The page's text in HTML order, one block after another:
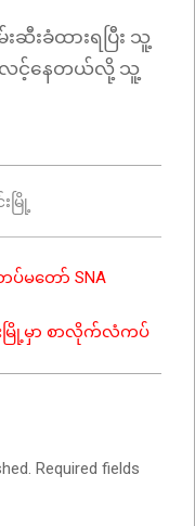
းခံထားရပြီး သူ့
လင့်နေတယ်လို့ သူ့
မြို့
ပ်မတော် SNA
းမြို့မှာ စာလိုက်လံကပ်
Required fields